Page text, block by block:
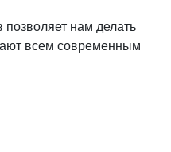
нам делать
всем современным